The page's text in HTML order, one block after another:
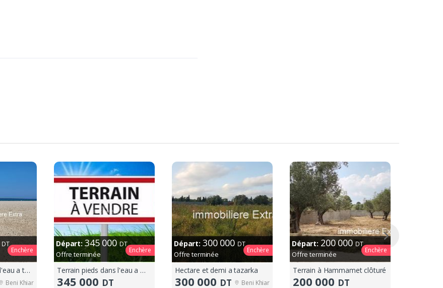
DT
Enchère
Terrain pieds dans l'eau a tazarka
Beni Khiar
Départ: 345 000 DT
Offre terminée Enchère
Terrain pieds dans l'eau a menzel temime
345 000 DT
Départ: 300 000 DT
Offre terminée Enchère
Hectare et demi a tazarka
300 000 DT Beni Khiar
Départ: 200 000DT
Offre terminée Enchère
Terrain à Hammamet clôturé
200 000 DT